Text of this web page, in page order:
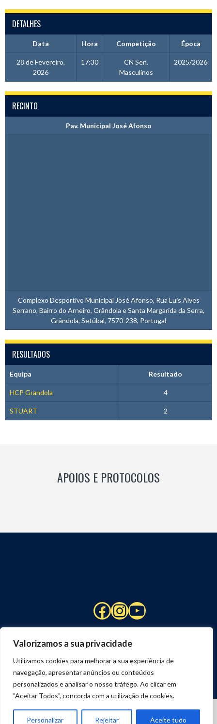
Valorizamos a sua privacidade
Utilizamos cookies para melhorar a sua experiência de
navegação, apresentar anúncios ou conteúdos
personalizados e analisar o nosso tráfego. Ao clicar em
"Aceitar Todos", concorda com a utilização de cookies.
Personalizar Rejeitar Aceite tudo
DETALHES
Data Hora Competição Época
28 de Fevereiro,
2026
17:30
CN Sen.
Masculinos
2025/2026
RECINTO
Pav. Municipal José Afonso
Complexo Desportivo Municipal José Afonso, Rua Luis Alves
Serrano, Bairro do Arneiro, Grândola e Santa Margarida da Serra,
Grândola, Setúbal, 7570-238, Portugal
RESULTADOS
Equipa Resultado
HCP Grandola 4
STUART 2
APOIOS E PROTOCOLOS
Facebook
Instagram
YouTube
DESENVOLVIDO POR
JOSEXAVIER.COM